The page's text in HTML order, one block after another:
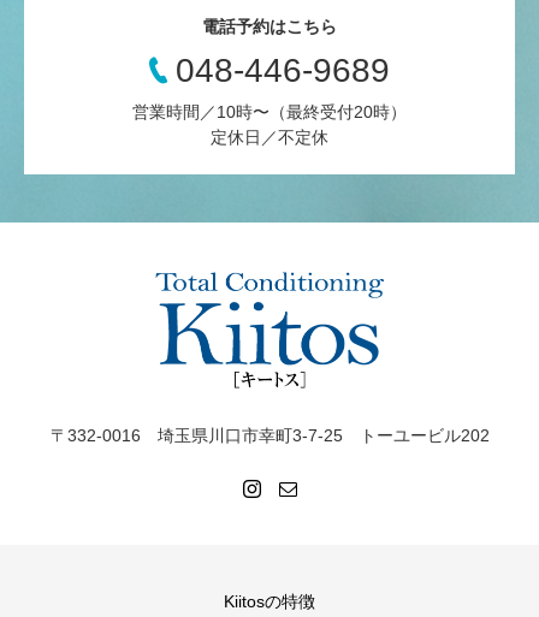
電話予約はこちら
048-446-9689
営業時間／10時〜（最終受付20時）
定休日／不定休
〒332-0016 埼玉県川口市幸町3-7-25 トーユービル202
Kiitosの特徴